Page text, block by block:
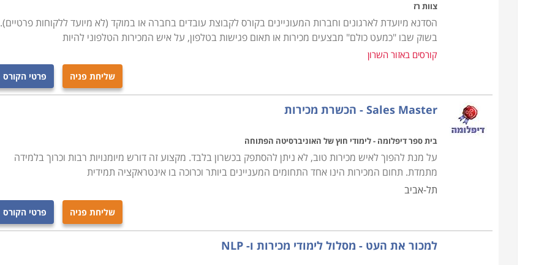
צוות רז
הסדנא מיועדת לארגונים וחברות המעוניינים בקורס לקבוצת עובדים בחברה או במוקד (לא מיועד ללקוחות פרטיים).
בשוק שבו "כמעט כולם" מבצעים מכירות או תאום פגישות בטלפון, על איש המכירות הטלפוני להיות
קורסים באזור השרון
שליחת פניה פרטי הקורס
Sales Master - הכשרת מכירות
בית ספר דיפלומה - לימודי חוץ של האוניברסיטה הפתוחה
על מנת להפוך לאיש מכירות טוב, לא ניתן להסתפק בכשרון בלבד. מקצוע זה דורש מיומנויות רבות וכרוך בלמידה
מתמדת. תחום המכירות הינו אחד התחומים המעניינים ביותר וכרוכה בו אינטראקציה תמידית
תל-אביב
שליחת פניה פרטי הקורס
למכור את העט - מסלול לימודי מכירות ו- NLP